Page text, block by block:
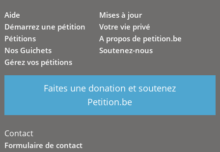
Aide
Démarrez une pétition
Pétitions
Nos Guichets
Gérez vos pétitions
Mises à jour
Votre vie privé
A propos de petition.be
Soutenez-nous
Faites une donation et soutenez
Petition.be
Contact
Formulaire de contact